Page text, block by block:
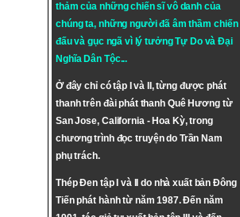
thảm của những chiến sĩ vô danh của
chúng ta, những người đã âm thầm chiến
đấu và gục ngã vì lý tưởngTự DovàĐại
Nghĩa Dân Tộc...
Ở đây chỉ có tập I và II, từng được phát
thanh trên đài phát thanh Quê Hương từ
San Jose, California - Hoa Kỳ, trong
chương trình đọc truyện do Trần Nam
phụ trách.
Thép Đen tập I và II do nhà xuất bản Đông
Tiến phát hành từ năm 1987. Đến năm